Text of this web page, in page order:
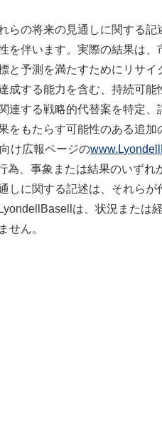
の将来の見通しに関する記
伴います。実際の結果は、
と予測を満たすためにリサイ
する能力を含む、持続可能
する戦略的代替案を特定、
をもたらす可能性のある追加
け広報ページの
、事象または結果のいずれ
しに関する記述は、それらが
は、状況または
せん。